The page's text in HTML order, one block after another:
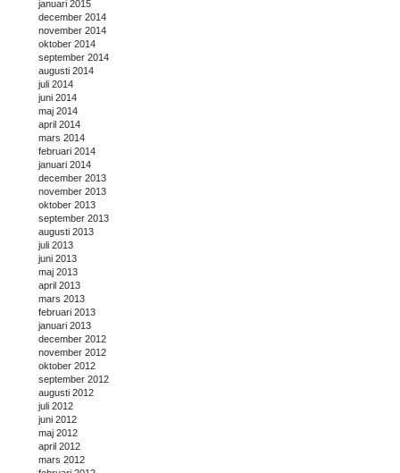
januari 2015
december 2014
november 2014
oktober 2014
september 2014
augusti 2014
juli 2014
juni 2014
maj 2014
april 2014
mars 2014
februari 2014
januari 2014
december 2013
november 2013
oktober 2013
september 2013
augusti 2013
juli 2013
juni 2013
maj 2013
april 2013
mars 2013
februari 2013
januari 2013
december 2012
november 2012
oktober 2012
september 2012
augusti 2012
juli 2012
juni 2012
maj 2012
april 2012
mars 2012